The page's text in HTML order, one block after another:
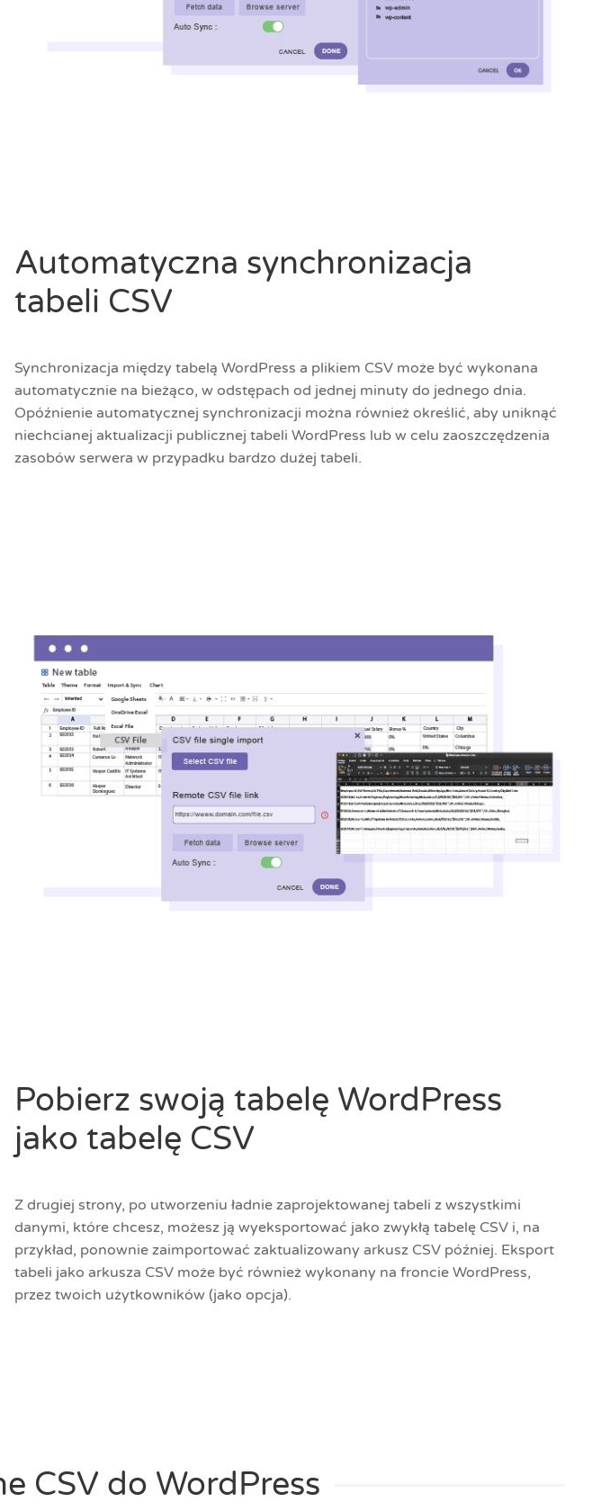
Automatyczna synchronizacja
tabeli CSV
Synchronizacja między tabelą WordPress a plikiem CSV może być wykonana
automatycznie na bieżąco, w odstępach od jednej minuty do jednego dnia.
Opóźnienie automatycznej synchronizacji można również określić, aby uniknąć
niechcianej aktualizacji publicznej tabeli WordPress lub w celu zaoszczędzenia
zasobów serwera w przypadku bardzo dużej tabeli.
Pobierz swoją tabelę WordPress
jako tabelę CSV
Z drugiej strony, po utworzeniu ładnie zaprojektowanej tabeli z wszystkimi
danymi, które chcesz, możesz ją wyeksportować jako zwykłą tabelę CSV i, na
przykład, ponownie zaimportować zaktualizowany arkusz CSV później. Eksport
tabeli jako arkusza CSV może być również wykonany na froncie WordPress,
przez twoich użytkowników (jako opcja).
CSV do WordPress